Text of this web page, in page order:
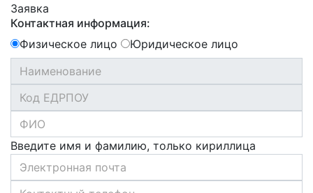
Заявка
Контактная информация:
Физическое лицо
Юридическое лицо
Введите имя и фамилию, только кириллица